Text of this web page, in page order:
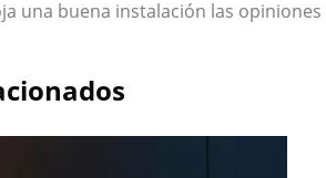
una buena instalación las opiniones